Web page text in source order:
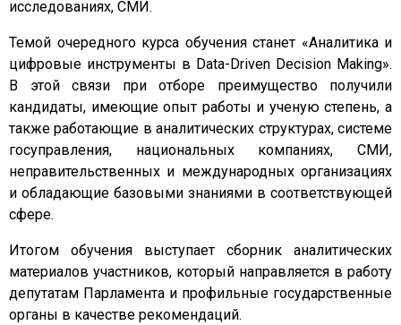
исследованиях, СМИ.
Темой очередного курса обучения станет «Аналитика и
цифровые инструменты в Data-Driven Decision Making».
В этой связи при отборе преимущество получили
кандидаты, имеющие опыт работы и ученую степень, а
также работающие в аналитических структурах, системе
госуправления, национальных компаниях, СМИ,
неправительственных и международных организациях
и обладающие базовыми знаниями в соответствующей
сфере.
Итогом обучения выступает сборник аналитических
материалов участников, который направляется в работу
депутатам Парламента и профильные государственные
органы в качестве рекомендаций.